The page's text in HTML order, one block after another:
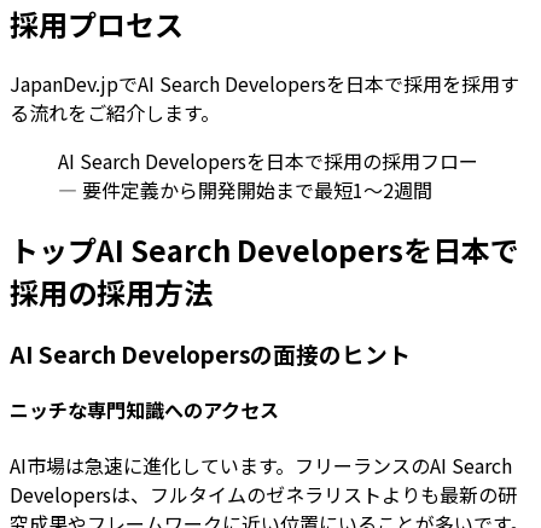
採用プロセス
JapanDev.jpでAI Search Developersを日本で採用を採用す
る流れをご紹介します。
AI Search Developersを日本で採用の採用フロー
— 要件定義から開発開始まで最短1〜2週間
トップAI Search Developersを日本で
採用の採用方法
AI Search Developersの面接のヒント
ニッチな専門知識へのアクセス
AI市場は急速に進化しています。フリーランスのAI Search
Developersは、フルタイムのゼネラリストよりも最新の研